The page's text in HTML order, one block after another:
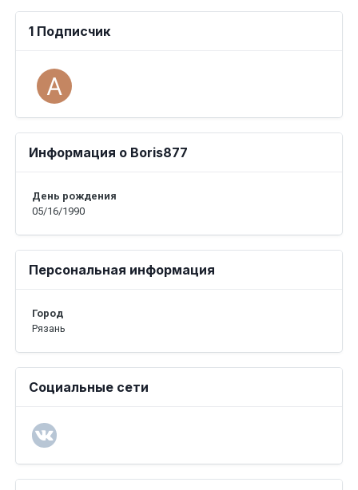
1 Подписчик
Информация о Boris877
День рождения
05/16/1990
Персональная информация
Город
Рязань
Социальные сети